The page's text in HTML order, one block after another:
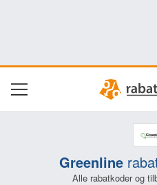
Greenline
Alle rabatkoder og